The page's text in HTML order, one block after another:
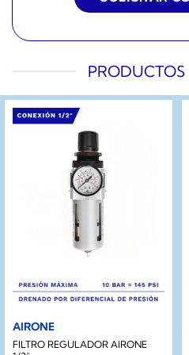
PRODUCTOS
AIRONE
FILTRO REGULADOR AIRONE